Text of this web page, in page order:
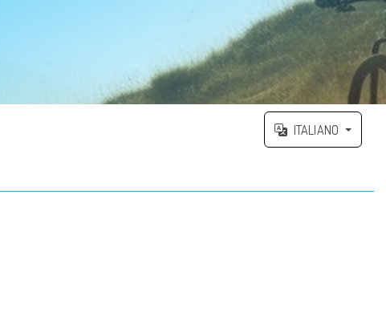
ITALIANO